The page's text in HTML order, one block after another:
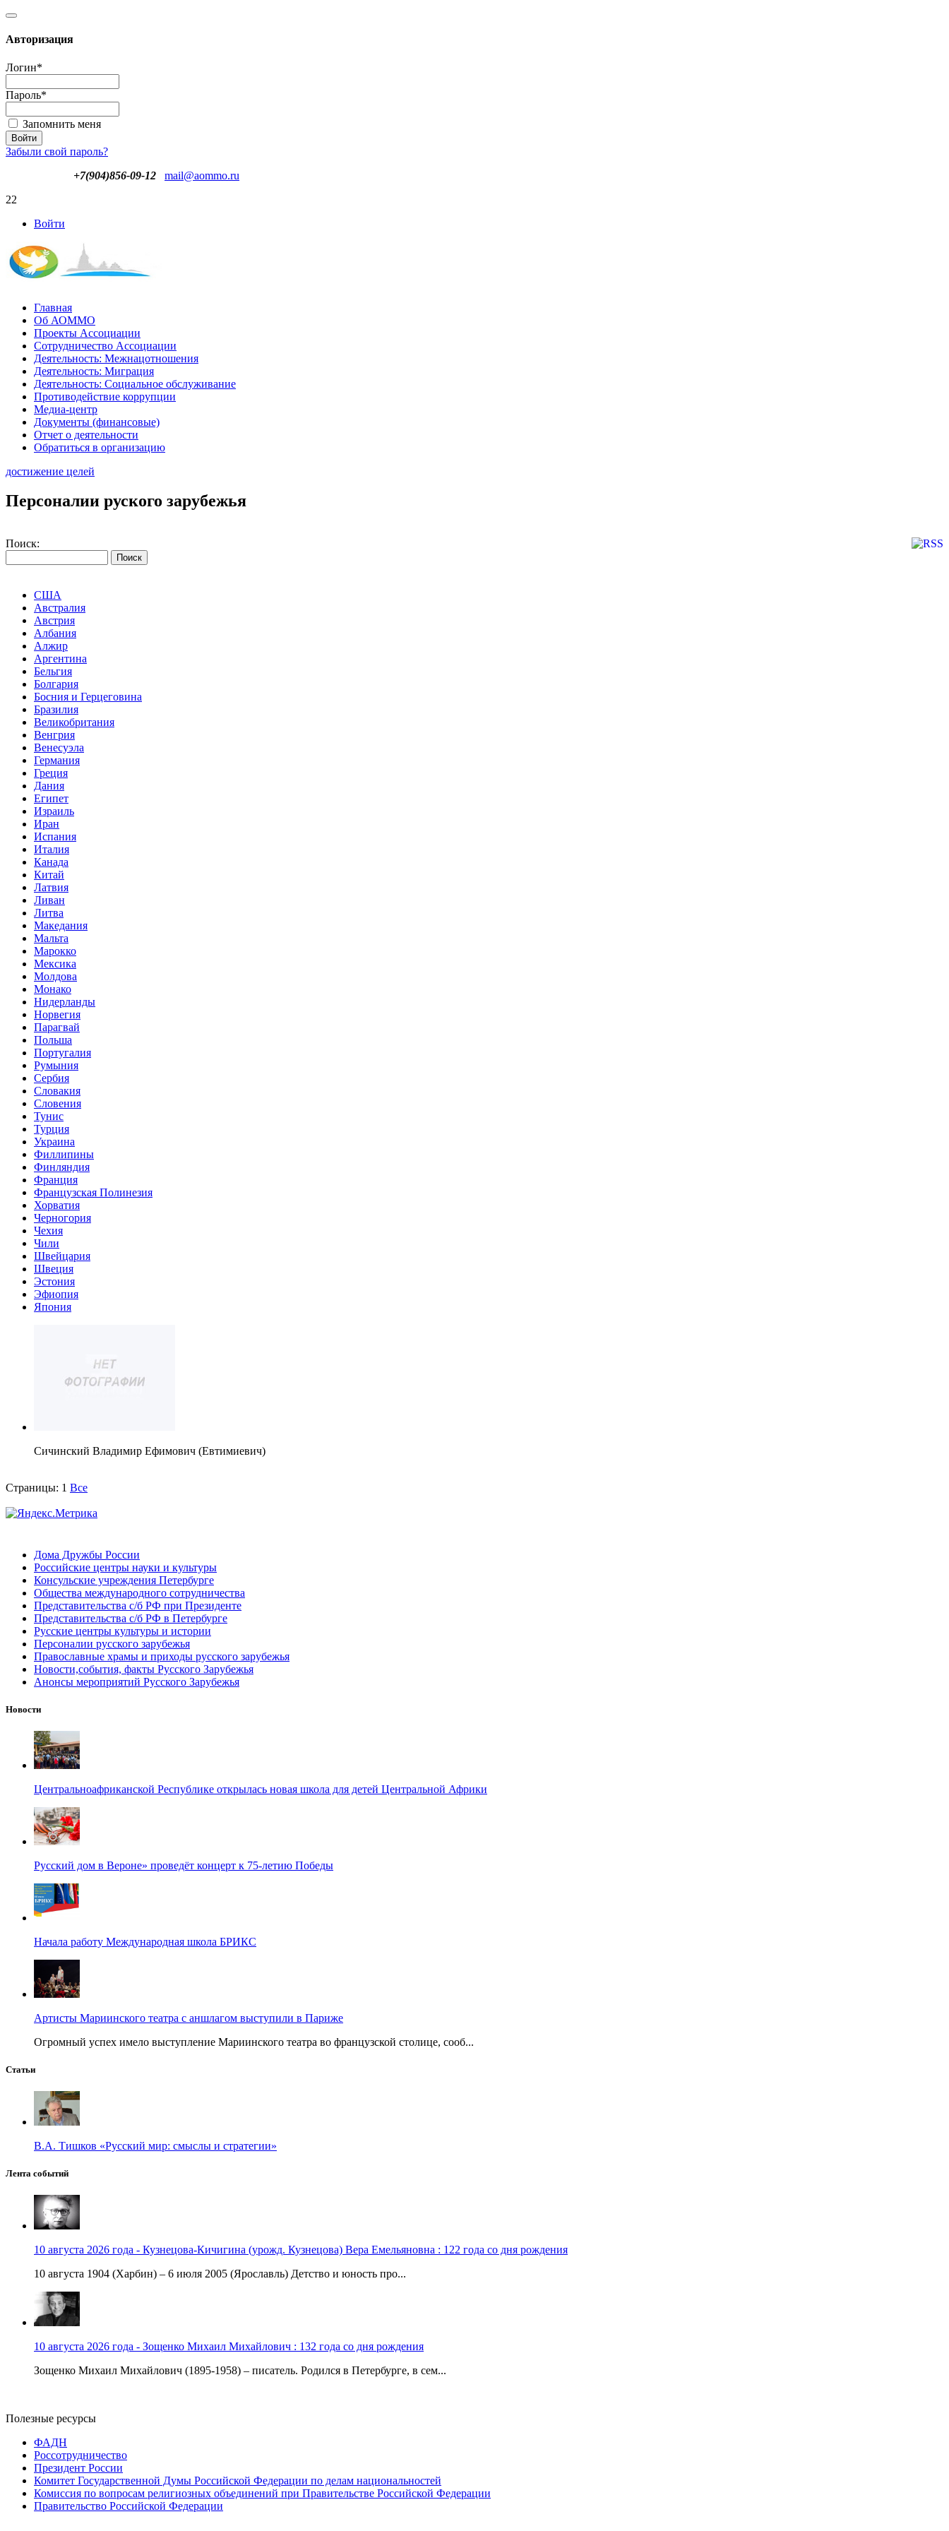
Авторизация
Логин*
Пароль*
Запомнить меня
Забыли свой пароль?
+7(904)856-09-12
mail@aommo.ru
22
Войти
Главная
Об АОММО
Проекты Ассоциации
Сотрудничество Ассоциации
Деятельность: Межнацотношения
Деятельность: Миграция
Деятельность: Социальное обслуживание
Противодействие коррупции
Медиа-центр
Документы (финансовые)
Отчет о деятельности
Обратиться в организацию
достижение целей
Персоналии руского зарубежья
Поиск:
США
Австралия
Австрия
Албания
Алжир
Аргентина
Бельгия
Болгария
Босния и Герцеговина
Бразилия
Великобритания
Венгрия
Венесуэла
Германия
Греция
Дания
Египет
Израиль
Иран
Испания
Италия
Канада
Китай
Латвия
Ливан
Литва
Македания
Мальта
Марокко
Мексика
Молдова
Монако
Нидерланды
Норвегия
Парагвай
Польша
Португалия
Румыния
Сербия
Словакия
Словения
Тунис
Турция
Украина
Филлипины
Финляндия
Франция
Французская Полинезия
Хорватия
Черногория
Чехия
Чили
Швейцария
Швеция
Эстония
Эфиопия
Япония
Сичинский Владимир Ефимович (Евтимиевич)
Страницы: 1 Все
Дома Дружбы России
Российские центры науки и культуры
Консульские учреждения Петербурге
Общества международного сотрудничества
Представительства с/б РФ при Президенте
Представительства с/б РФ в Петербурге
Русские центры культуры и истории
Персоналии русского зарубежья
Православные храмы и приходы русского зарубежья
Новости,события, факты Русского Зарубежья
Анонсы мероприятий Русского Зарубежья
Новости
Центральноафриканской Республике открылась новая школа для детей Центральной Африки
Русский дом в Вероне» проведёт концерт к 75-летию Победы
Начала работу Международная школа БРИКС
Артисты Мариинского театра с аншлагом выступили в Париже
Огромный успех имело выступление Мариинского театра во французской столице, сооб...
Статьи
В.А. Тишков «Русский мир: смыслы и стратегии»
Лента событий
10 августа 2026 года - Кузнецова-Кичигина (урожд. Кузнецова) Вера Емельяновна : 122 года со дня рождения
10 августа 1904 (Харбин) – 6 июля 2005 (Ярославль) Детство и юность про...
10 августа 2026 года - Зощенко Михаил Михайлович : 132 года со дня рождения
Зощенко Михаил Михайлович (1895-1958) – писатель. Родился в Петербурге, в сем...
Полезные ресурсы
ФАДН
Россотрудничество
Президент России
Комитет Государственной Думы Российской Федерации по делам национальностей
Комиссия по вопросам религиозных объединений при Правительстве Российской Федерации
Правительство Российской Федерации